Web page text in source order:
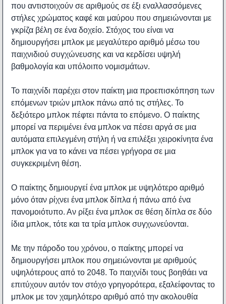
που αντιστοιχούν σε αριθμούς σε έξι εναλλασσόμενες
στήλες χρώματος καφέ και μαύρου που σημειώνονται με
γκρίζα βέλη σε ένα δοχείο. Στόχος του είναι να
δημιουργήσει μπλοκ με μεγαλύτερο αριθμό μέσω του
παιχνιδιού συγχώνευσης και να κερδίσει υψηλή
βαθμολογία και υπόλοιπο νομισμάτων.
Το παιχνίδι παρέχει στον παίκτη μια προεπισκόπηση των
επόμενων τριών μπλοκ πάνω από τις στήλες. Το
δεξιότερο μπλοκ πέφτει πάντα το επόμενο. Ο παίκτης
μπορεί να περιμένει ένα μπλοκ να πέσει αργά σε μια
αυτόματα επιλεγμένη στήλη ή να επιλέξει χειροκίνητα ένα
μπλοκ για να το κάνει να πέσει γρήγορα σε μια
συγκεκριμένη θέση.
Ο παίκτης δημιουργεί ένα μπλοκ με υψηλότερο αριθμό
μόνο όταν ρίχνει ένα μπλοκ δίπλα ή πάνω από ένα
πανομοιότυπο. Αν ρίξει ένα μπλοκ σε θέση δίπλα σε δύο
ίδια μπλοκ, τότε και τα τρία μπλοκ συγχωνεύονται.
Με την πάροδο του χρόνου, ο παίκτης μπορεί να
δημιουργήσει μπλοκ που σημειώνονται με αριθμούς
υψηλότερους από το 2048. Το παιχνίδι τους βοηθάει να
επιτύχουν αυτόν τον στόχο γρηγορότερα, εξαλείφοντας το
μπλοκ με τον χαμηλότερο αριθμό από την ακολουθία